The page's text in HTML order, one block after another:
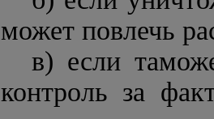
может повлечь
в) если
контроль за